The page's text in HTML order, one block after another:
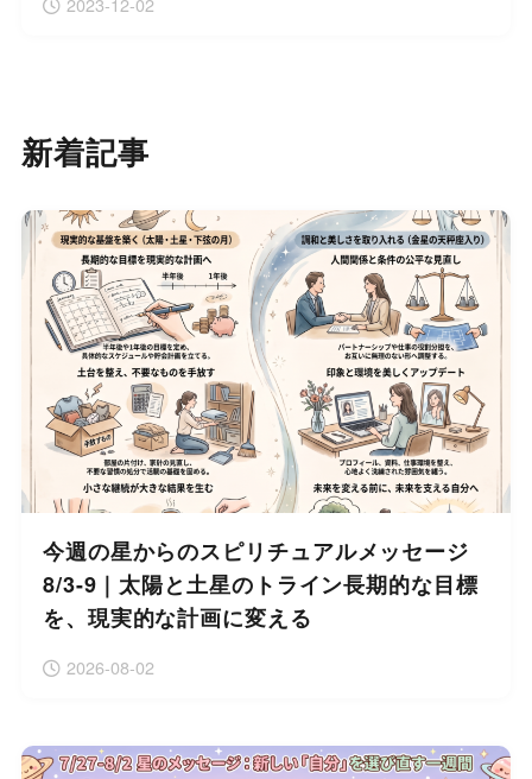
新着記事
今週の星からのスピリチュアルメッセージ
8/3-9｜太陽と土星のトライン長期的な目標
を、現実的な計画に変える
2026-08-02